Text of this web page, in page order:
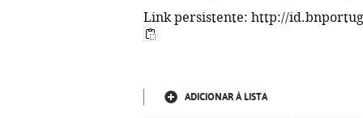
Link persistente: http://
ADICIONAR À LISTA